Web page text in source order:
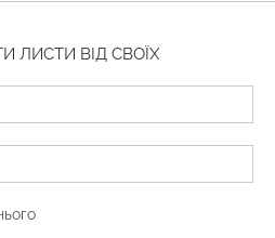
ЛИСТИ ВІД СВОЇХ